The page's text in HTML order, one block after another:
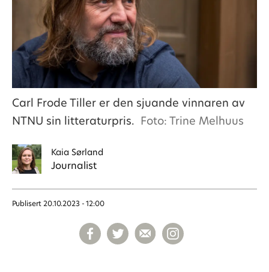
Carl Frode Tiller er den sjuande vinnaren av
NTNU sin litteraturpris. Foto: Trine Melhuus
Kaia Sørland
Journalist
Publisert 20.10.2023 - 12:00